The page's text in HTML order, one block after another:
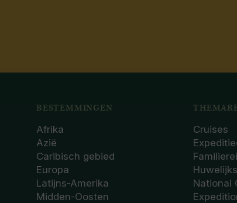
BESTEMMINGEN
Afrika
Azië
Caribisch gebied
Europa
Latijns-Amerika
Midden-Oosten
Cruises
National